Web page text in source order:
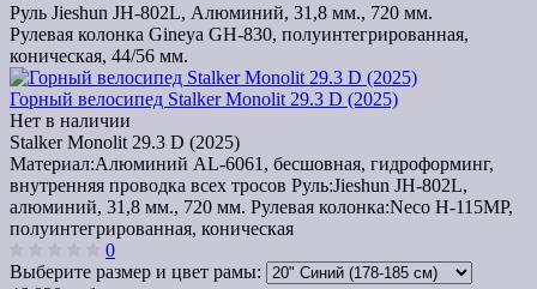
Руль Jieshun JH-802L, Алюминий, 31,8 мм., 720 мм.
Рулевая колонка Gineya GH-830, полуинтегрированная,
коническая, 44/56 мм.
Горный велосипед Stalker Monolit 29.3 D (2025)
Нет в наличии
Stalker Monolit 29.3 D (2025)
Материал:Алюминий AL-6061, бесшовная, гидроформинг,
внутренняя проводка всех тросов Руль:Jieshun JH-802L,
алюминий, 31,8 мм., 720 мм. Рулевая колонка:Neco H-115MP,
полуинтегрированная, коническая
0
Выберите размер и цвет рамы: